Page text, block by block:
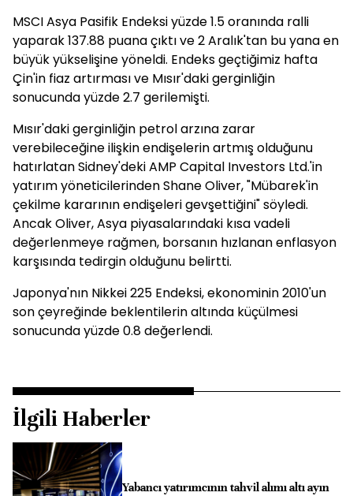
MSCI Asya Pasifik Endeksi yüzde 1.5 oranında ralli
yaparak 137.88 puana çıktı ve 2 Aralık'tan bu yana en
büyük yükselişine yöneldi. Endeks geçtiğimiz hafta
Çin'in fiaz artırması ve Mısır'daki gerginliğin
sonucunda yüzde 2.7 gerilemişti.
Mısır'daki gerginliğin petrol arzına zarar
verebileceğine ilişkin endişelerin artmış olduğunu
hatırlatan Sidney'deki AMP Capital Investors Ltd.'in
yatırım yöneticilerinden Shane Oliver, "Mübarek'in
çekilme kararının endişeleri gevşettiğini" söyledi.
Ancak Oliver, Asya piyasalarındaki kısa vadeli
değerlenmeye rağmen, borsanın hızlanan enflasyon
karşısında tedirgin olduğunu belirtti.
Japonya'nın Nikkei 225 Endeksi, ekonominin 2010'un
son çeyreğinde beklentilerin altında küçülmesi
sonucunda yüzde 0.8 değerlendi.
İlgili Haberler
Yabancı yatırımcının tahvil alımı altı ayın